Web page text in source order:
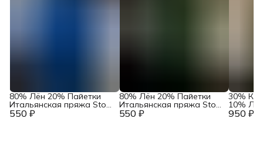
550 ₽
80% Лён 20% Пайетки
Итальянская пряжа Stock
Yarn Art. Linetta 550 ₽
80% Лён 20% Пайетки
Итальянская пряжа Stock
Yarn Art. Linetta Еловый 950 ₽
30%
10%
пряжа